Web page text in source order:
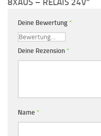
Deine Bewertung *
Deine Rezension *
Name *